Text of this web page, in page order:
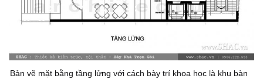
Bản vẽ mặt bằng tầng lửng với cách bày trí khoa học là khu bàn